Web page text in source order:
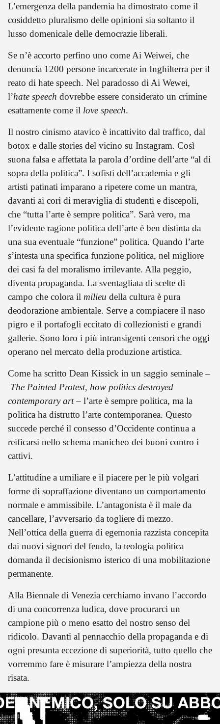
L’emergenza della pandemia ha dimostrato come il
cosiddetto pluralismo delle opinioni sia soltanto il
lusso domenicale delle democrazie liberali.
Se n’è accorto perfino uno come Ai Weiwei, che
denuncia 1200 persone incarcerate in Inghilterra per il
reato di hate speech. Nel paradosso di Ai Wewei,
l’hate speech dovrebbe essere considerato un crimine
esattamente come il love speech.
Il nostro cinismo atavico è incattivito dal traffico, dal
botox e dalle stories del vicino su Instagram. Così
suona falsa e affettata la parola d’ordine dell’arte “al di
sopra della politica”. I sofisti dell’accademia e gli
artisti patinati imparano a ripetere come un mantra,
davanti ai cori di meraviglia di studenti e discepoli,
che “tutta l’arte è sempre politica”. Sarà vero, ma
l’evidente ragione politica dell’arte è ben distinta da
una sua eventuale “funzione” politica. Quando l’arte
s’intesta una specifica funzione politica, nel migliore
dei casi fa del moralismo irrilevante. Alla peggio,
diventa propaganda. La sventagliata di scelte di
campo che colora il milieu della cultura è pura
deodorazione ambientale. Serve a compiacere il naso
pigro e il portafogli eccitato di collezionisti e grandi
gallerie. Sono loro i più intransigenti censori che oggi
operano nel mercato della produzione artistica.
Come ha scritto Dean Kissick in un saggio seminale –
The Painted Protest, how politics destroyed
contemporary art– l’arte è sempre politica, ma la
politica ha distrutto l’arte contemporanea. Questo
succede perché il consesso d’Occidente continua a
reificarsi nello schema manicheo dei buoni contro i
cattivi.
L’attitudine a umiliare e il piacere per le più volgari
forme di sopraffazione diventano un comportamento
normale e ammissibile. L’antagonista è il male da
cancellare, l’avversario da togliere di mezzo.
Nell’ottica della guerra di egemonia razzista concepita
dai nuovi signori del feudo, la teologia politica
domanda il decisionismo isterico di una mobilitazione
permanente.
Alla Biennale di Venezia cerchiamo invano l’accordo
di una concorrenza ludica, dove procurarci un
campione più o meno esatto del nostro senso del
ridicolo. Davanti al pennacchio della propaganda e di
ogni presunta eccezione di superiorità, tutto quello che
vorremmo fare è misurare l’ampiezza della nostra
risata.
NEMICO, SOLO SU